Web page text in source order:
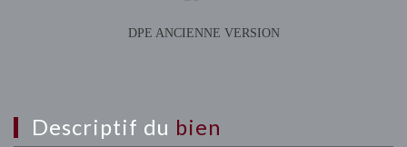
DPE ANCIENNE VERSION
descriptif du bien